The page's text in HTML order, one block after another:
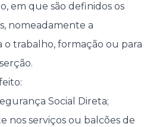
em que são definidos os
nomeadamente a
o trabalho, formação ou para
Social Direta;
nos serviços ou balcões de